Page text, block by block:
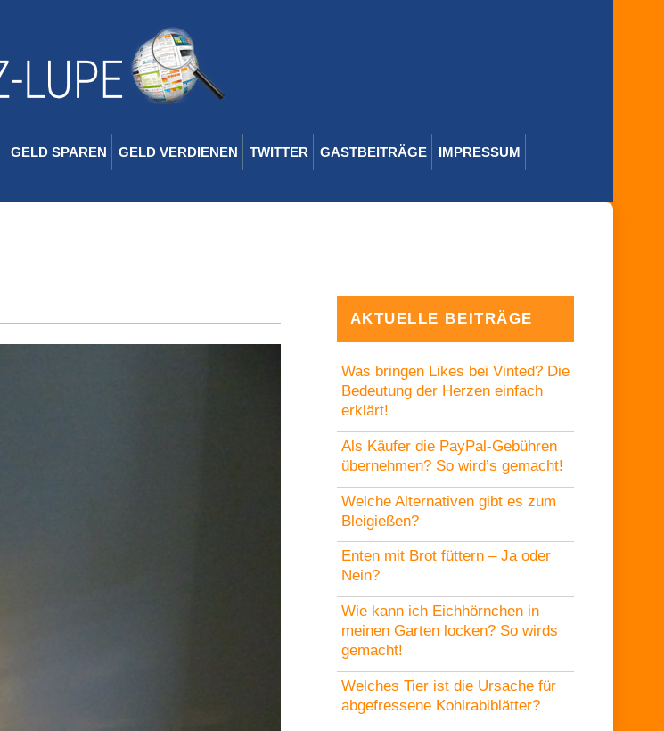
GELD SPAREN GELD VERDIENEN TWITTER GASTBEITRÄGE IMPRESSUM
AKTUELLE BEITRÄGE
Was bringen Likes bei Vinted? Die
Bedeutung der Herzen einfach
erklärt!
Als Käufer die PayPal-Gebühren
übernehmen? So wird’s gemacht!
Welche Alternativen gibt es zum
Bleigießen?
Enten mit Brot füttern – Ja oder
Nein?
Wie kann ich Eichhörnchen in
meinen Garten locken? So wirds
gemacht!
Welches Tier ist die Ursache für
abgefressene Kohlrabiblätter?